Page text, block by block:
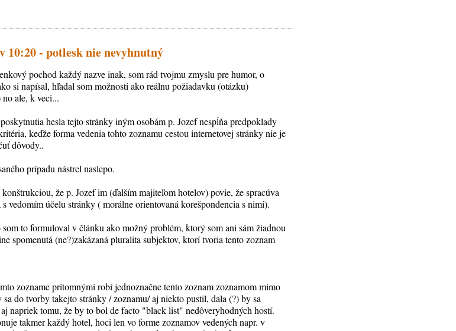
10:20 - potlesk nie nevyhnutný
pochod každý nazve inak, som rád tvojmu zmyslu pre humor, o
si napísal, hľadal som možnosti ako reálnu požiadavku (otázku)
no ale, k veci...
hesla tejto stránky iným osobám p. Jozef nespĺňa predpoklady
keďže forma vedenia tohto zoznamu cestou internetovej stránky nie je
dôvody..
prípadu nástrel naslepo.
že p. Jozef im (ďalším majiteľom hotelov) povie, že spracúva
vedomím účelu stránky ( morálne orientovaná korešpondencia s nimi).
to formuloval v článku ako možný problém, ktorý som ani sám žiadnou
spomenutá (ne?)zakázaná pluralita subjektov, ktorí tvoria tento zoznam
zozname prítomnými robí jednoznačne tento zoznam zoznamom mimo
do tvorby takejto stránky / zoznamu/ aj niekto pustil, dala (?) by sa
napriek tomu, že by to bol de facto "black list" nedôveryhodných hostí.
takmer každý hotel, hoci len vo forme zoznamov vedených napr. v